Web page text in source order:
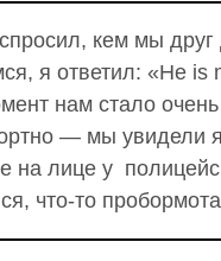
кем мы друг
я ответил: «He is
нам стало очень
— мы увидели
на лице у
что-то